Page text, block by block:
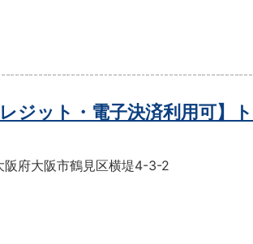
レジット・電子決済利用可】
阪府大阪市鶴見区横堤4-3-2